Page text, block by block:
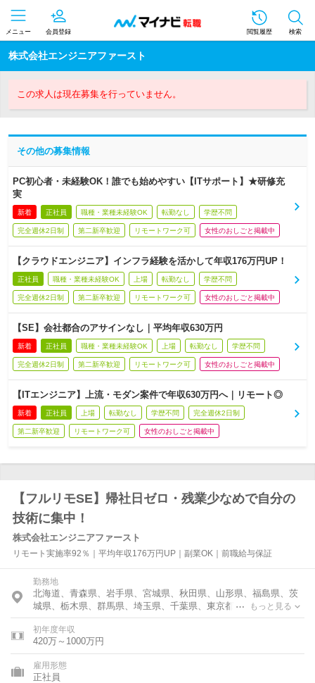
メニュー 会員登録 閲覧履歴 検索
株式会社エンジニアファースト
この求人は現在募集を行っていません。
その他の募集情報
PC初心者・未経験OK！誰でも始めやすい【ITサポート】★研修充
実
新着 正社員 職種・業種未経験OK 転勤なし 学歴不問
完全週休2日制 第二新卒歓迎 リモートワーク可 女性のおしごと掲載中
【クラウドエンジニア】インフラ経験を活かして年収176万円UP！
正社員 職種・業種未経験OK 上場 転勤なし 学歴不問
完全週休2日制 第二新卒歓迎 リモートワーク可 女性のおしごと掲載中
【SE】会社都合のアサインなし｜平均年収630万円
新着 正社員 職種・業種未経験OK 上場 転勤なし 学歴不問
完全週休2日制 第二新卒歓迎 リモートワーク可 女性のおしごと掲載中
【ITエンジニア】上流・モダン案件で年収630万円へ｜リモート◎
新着 正社員 上場 転勤なし 学歴不問 完全週休2日制
第二新卒歓迎 リモートワーク可 女性のおしごと掲載中
【フルリモSE】帰社日ゼロ・残業少なめで自分の
技術に集中！
株式会社エンジニアファースト
リモート実施率92％｜平均年収176万円UP｜副業OK｜前職給与保証
勤務地
北海道、青森県、岩手県、宮城県、秋田県、山形県、福島県、茨
城県、栃木県、群馬県、埼玉県、千葉県、東京都、神奈川県、富
山県、石川県、福井県、新潟県、山梨県、長野県、岐阜県、静岡
県、愛知県、三重県、滋賀県、京都府、大阪府、兵庫県、奈良
県、和歌山県、鳥取県、島根県、岡山県、広島県、山口県、徳島
県、香川県、愛媛県、高知県、佐賀県、長崎県、熊本県、大分
県、宮崎県、鹿児島県、沖縄県、海外
もっと見る
初年度年収
420万～1000万円
雇用形態
正社員